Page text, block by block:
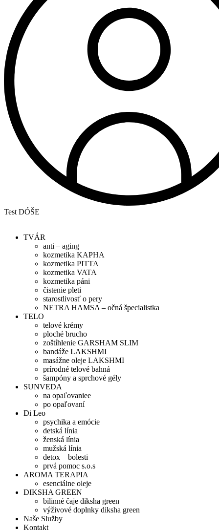
Test DÓŠE
TVÁR
anti – aging
kozmetika KAPHA
kozmetika PITTA
kozmetika VATA
kozmetika páni
čistenie pleti
starostlivosť o pery
NETRA HAMSA – očná špecialistka
TELO
telové krémy
ploché brucho
zoštíhlenie GARSHAM SLIM
bandáže LAKSHMI
masážne oleje LAKSHMI
prírodné telové bahná
šampóny a sprchové gély
SUNVEDA
na opaľovaniee
po opaľovaní
Di Leo
psychika a emócie
detská línia
ženská línia
mužská línia
detox – bolesti
prvá pomoc s.o.s
AROMA TERAPIA
esenciálne oleje
DIKSHA GREEN
bilinné čaje diksha green
výživové doplnky diksha green
Naše Služby
Kontakt